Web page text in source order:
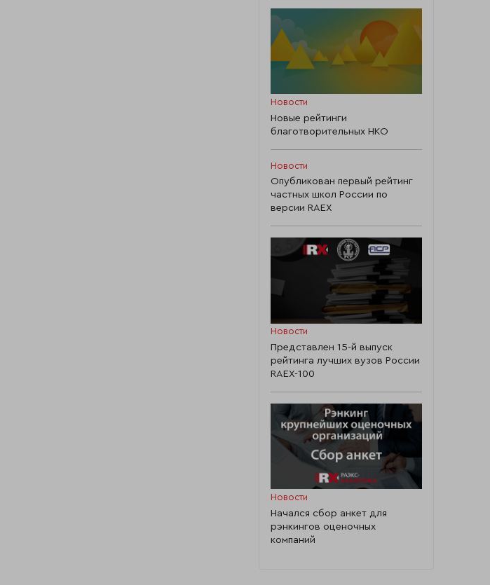
Новости
Новые рейтинги
благотворительных НКО
Новости
Опубликован первый рейтинг
частных школ России по
версии RAEX
Новости
Представлен 15-й выпуск
рейтинга лучших вузов России
RAEX-100
Новости
Начался сбор анкет для
рэнкингов оценочных
компаний